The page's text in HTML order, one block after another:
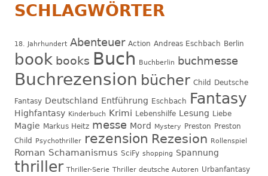
SCHLAGWÖRTER
18. Jahrhundert Abenteuer Action Andreas Eschbach Berlin
book books Buch Buchberlin buchmesse
Buchrezension bücher Child Deutsche
Fantasy Deutschland Entführung Eschbach Fantasy
Highfantasy Kinderbuch Krimi Lebenshilfe Lesung Liebe
Magie Markus Heitz messe Mord Mystery Preston Preston
Child Psychothriller rezension Rezesion Rollenspiel
Roman Schamanismus SciFy shopping Spannung
thriller Thriller-Serie Thriller deutsche Autoren Urbanfantasy